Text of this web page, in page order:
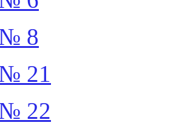
№ 8
21
22